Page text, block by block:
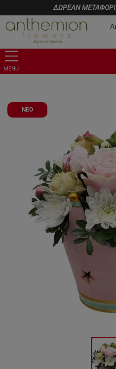
ΔΩΡΕΑΝ
MENU
ΝΕΟ